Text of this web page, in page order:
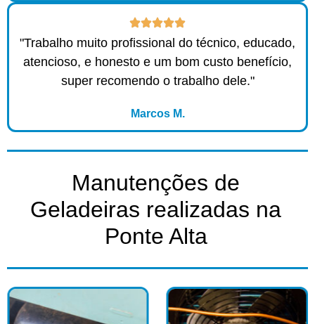
"Trabalho muito profissional do técnico, educado,
atencioso, e honesto e um bom custo benefício,
super recomendo o trabalho dele."
Marcos M.
Manutenções de
Geladeiras realizadas na
Ponte Alta​